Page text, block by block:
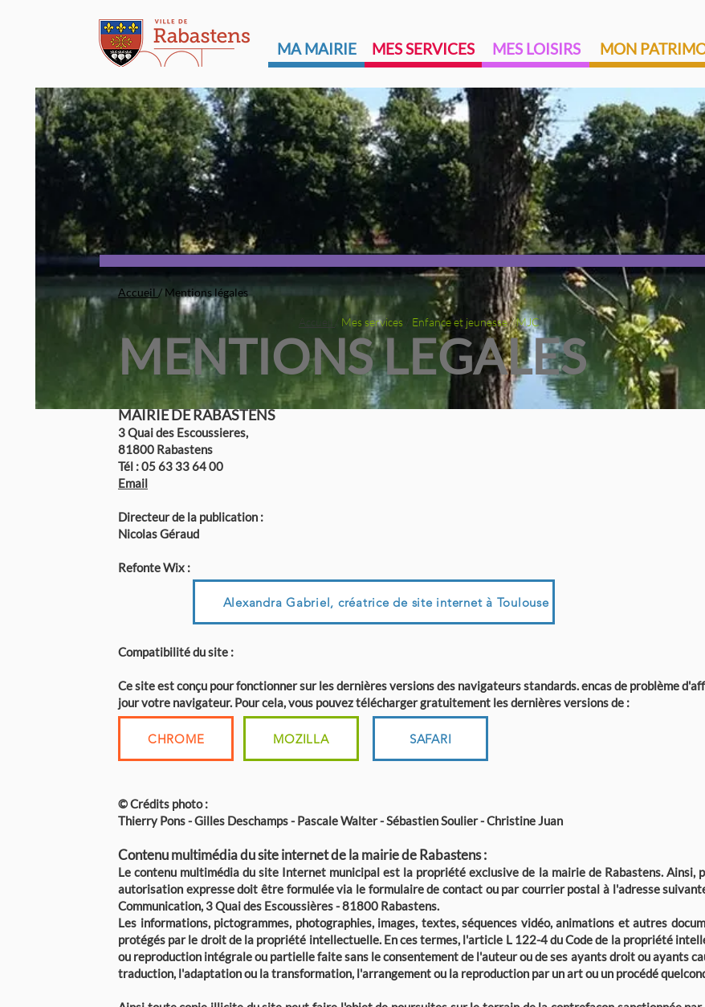
MA MAIRIE MES SERVICES MES LOISIRS MON
Accueil Mes services Enfance et jeunesse/MJC
Accueil / Mentions légales
MENTIONS LEGALES
MAIRIE DE RABASTENS
3 Quai des Escoussieres,
81800 Rabastens
Tél : 05 63 33 64 00
Email
Directeur de la publication :
Nicolas Géraud
Refonte Wix :
Compatibilité du site :
Ce site est conçu pour fonctionner sur les dernières versions des navigateurs standards. encas de problème
jour votre navigateur. Pour cela, vous pouvez télécharger gratuitement les dernières versions de :
© Crédits photo :
Thierry Pons - Gilles Deschamps - Pascale Walter - Sébastien Soulier - Christine Juan
Contenu multimédia du site internet de la mairie de Rabastens :
Le contenu multimédia du site Internet municipal est la propriété exclusive de la mairie de Rabastens. Ainsi,
autorisation expresse doit être formulée via le formulaire de contact ou par courrier postal à l'adresse
Communication, 3 Quai des Escoussières - 81800 Rabastens.
Les informations, pictogrammes, photographies, images, textes, séquences vidéo, animations et autres
protégés par le droit de la propriété intellectuelle. En ces termes, l'article L 122-4 du Code de la propriété
ou reproduction intégrale ou partielle faite sans le consentement de l'auteur ou de ses ayants droit ou ayants
traduction, l'adaptation ou la transformation, l'arrangement ou la reproduction par un art ou un procédé
Alexandra Gabriel, créatrice de site internet à Toulouse
CHROME MOZILLA SAFARI